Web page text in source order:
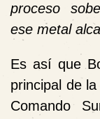
proceso
ese metal
Es así que
principal de
Comando